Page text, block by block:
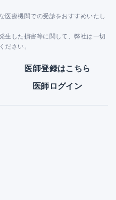
医療機関での受診をおすすめいたし
生した損害等に関して、弊社は一切
ださい。
医師登録はこちら
医師ログイン